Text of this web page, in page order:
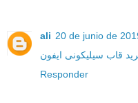
ali 20 de junio de
قاب سیلیکونی ایفون
Responder